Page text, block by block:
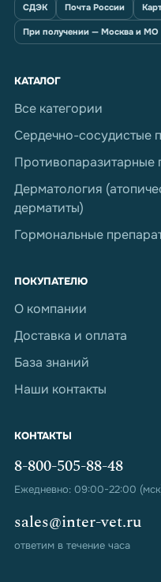
СДЭК Почта России
При получении — Москва и МО
КАТАЛОГ
Все категории
Сердечно-сосудистые
Противопаразитарные
Дерматология
дерматиты)
Гормональные
ПОКУПАТЕЛЮ
О компании
Доставка и оплата
База знаний
Наши контакты
КОНТАКТЫ
8-800-505-88-48
Ежедневно: 09:00-22:00
sales@inter-vet.ru
ответим в течение часа